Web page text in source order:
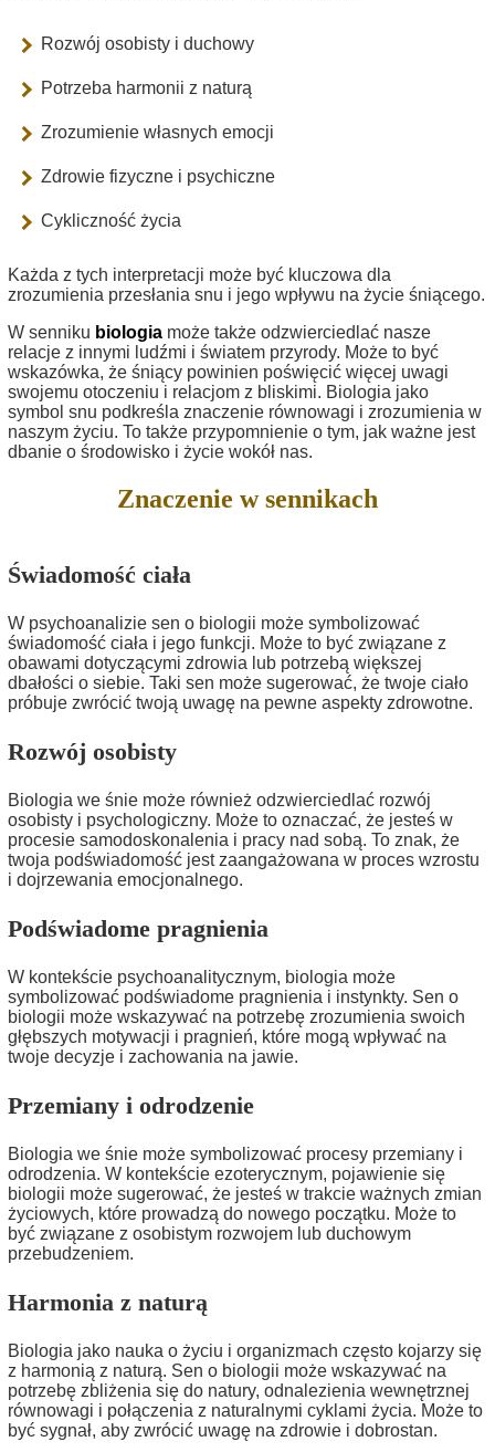
Rozwój osobisty i duchowy
Potrzeba harmonii z naturą
Zrozumienie własnych emocji
Zdrowie fizyczne i psychiczne
Cykliczność życia
Każda z tych interpretacji może być kluczowa dla
zrozumienia przesłania snu i jego wpływu na życie śniącego.
W senniku biologia może także odzwierciedlać nasze
relacje z innymi ludźmi i światem przyrody. Może to być
wskazówka, że śniący powinien poświęcić więcej uwagi
swojemu otoczeniu i relacjom z bliskimi. Biologia jako
symbol snu podkreśla znaczenie równowagi i zrozumienia w
naszym życiu. To także przypomnienie o tym, jak ważne jest
dbanie o środowisko i życie wokół nas.
Znaczenie w sennikach
Świadomość ciała
W psychoanalizie sen o biologii może symbolizować
świadomość ciała i jego funkcji. Może to być związane z
obawami dotyczącymi zdrowia lub potrzebą większej
dbałości o siebie. Taki sen może sugerować, że twoje ciało
próbuje zwrócić twoją uwagę na pewne aspekty zdrowotne.
Rozwój osobisty
Biologia we śnie może również odzwierciedlać rozwój
osobisty i psychologiczny. Może to oznaczać, że jesteś w
procesie samodoskonalenia i pracy nad sobą. To znak, że
twoja podświadomość jest zaangażowana w proces wzrostu
i dojrzewania emocjonalnego.
Podświadome pragnienia
W kontekście psychoanalitycznym, biologia może
symbolizować podświadome pragnienia i instynkty. Sen o
biologii może wskazywać na potrzebę zrozumienia swoich
głębszych motywacji i pragnień, które mogą wpływać na
twoje decyzje i zachowania na jawie.
Przemiany i odrodzenie
Biologia we śnie może symbolizować procesy przemiany i
odrodzenia. W kontekście ezoterycznym, pojawienie się
biologii może sugerować, że jesteś w trakcie ważnych zmian
życiowych, które prowadzą do nowego początku. Może to
być związane z osobistym rozwojem lub duchowym
przebudzeniem.
Harmonia z naturą
Biologia jako nauka o życiu i organizmach często kojarzy się
z harmonią z naturą. Sen o biologii może wskazywać na
potrzebę zbliżenia się do natury, odnalezienia wewnętrznej
równowagi i połączenia z naturalnymi cyklami życia. Może to
być sygnał, aby zwrócić uwagę na zdrowie i dobrostan.